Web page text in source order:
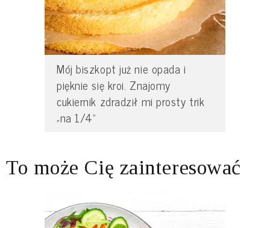
Mój biszkopt już nie opada i
pięknie się kroi. Znajomy
cukiernik zdradził mi prosty trik
„na 1/4”
To może Cię zainteresować